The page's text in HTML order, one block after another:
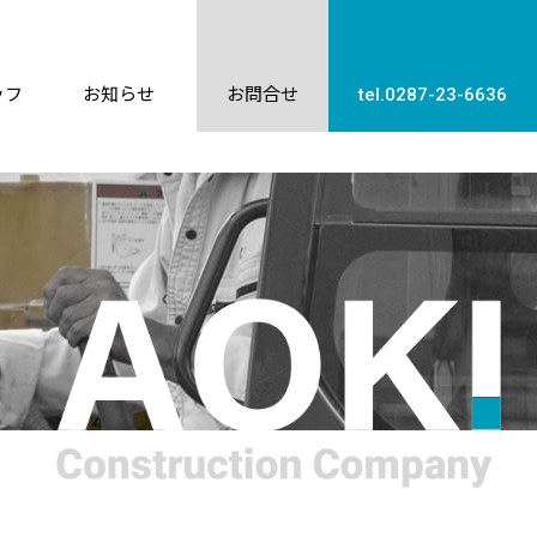
お知らせ お問合せ tel.0287-23-6636